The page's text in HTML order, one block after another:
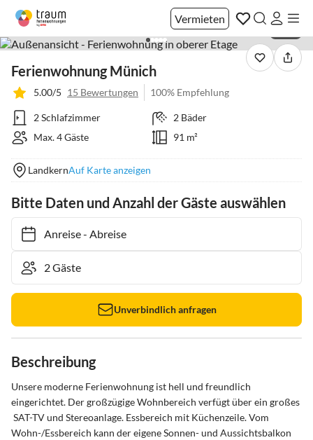
Vermieten
Ferienwohnung Münich
5.00/5 15 Bewertungen 100% Empfehlung
2 Schlafzimmer
2 Bäder
Max. 4 Gäste
91 m²
LandkernAuf Karte anzeigen
Bitte Daten und Anzahl der Gäste auswählen
Anreise- Abreise
Unverbindlich anfragen
Beschreibung
Unsere moderne Ferienwohnung ist hell und freundlich
eingerichtet. Der großzügige Wohnbereich verfügt über ein großes
SAT-TV und Stereoanlage. Essbereich mit Küchenzeile. Vom
Wohn-/Essbereich kann der eigene Sonnen- und Aussichtsbalkon